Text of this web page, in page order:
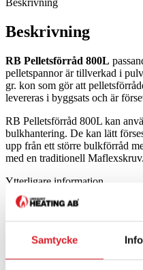
Samtycke
Beskrivning
RB Pelletsförråd 800L
pelletspannor är tillverkad i
gr. kon som gör att
levereras i byggsats och är
RB Pelletsförråd 800L kan
bulkhantering. De kan lätt
upp från ett större bulkförråd
med en traditionell Maflexskruv.
Ytterligare information
Ytterligare
60 kg